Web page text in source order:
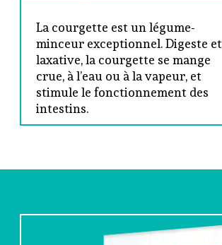
La courgette est un légume-
minceur exceptionnel. Digeste et
laxative, la courgette se mange
crue, à l’eau ou à la vapeur, et
stimule le fonctionnement des
intestins.